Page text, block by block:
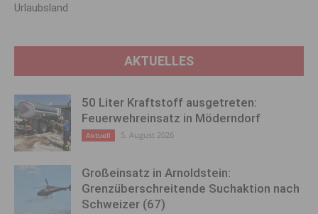
Urlaubsland
AKTUELLES
50 Liter Kraftstoff ausgetreten:
Feuerwehreinsatz in Möderndorf
Aktuell 5. August 2026
Großeinsatz in Arnoldstein:
Grenzüberschreitende Suchaktion nach
Schweizer (67)